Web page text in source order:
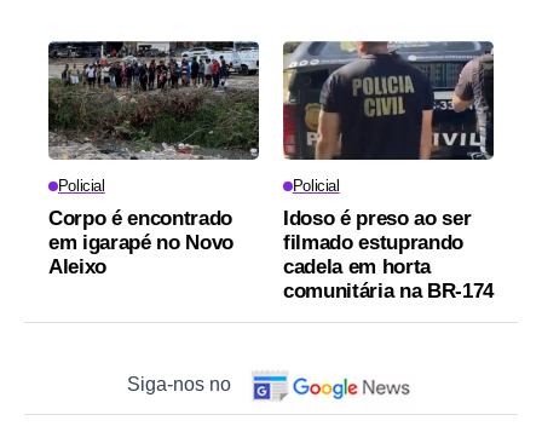
Policial
Corpo é encontrado
em igarapé no Novo
Aleixo
Policial
Idoso é preso ao ser
filmado estuprando
cadela em horta
comunitária na BR-174
Siga-nos no